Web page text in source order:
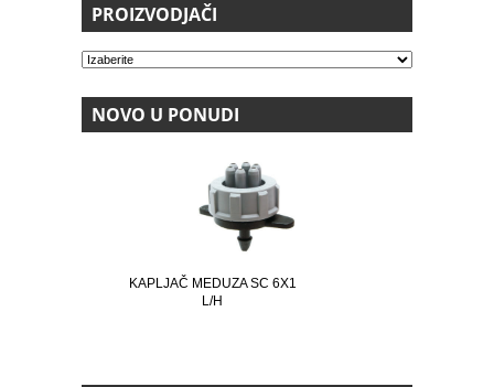
PROIZVODJAČI
NOVO U PONUDI
KAPLJAČ MEDUZA SC 6X1
L/H